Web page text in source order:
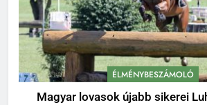
ÉLMÉNYBESZÁMOLÓ
Magyar lovasok újabb sikerei